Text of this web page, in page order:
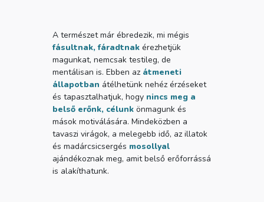
A természet már ébredezik, mi mégis
fásultnak, fáradtnakérezhetjük
magunkat, nemcsak testileg, de
mentálisan is. Ebben az átmeneti
állapotban átélhetünk nehéz érzéseket
és tapasztalhatjuk, hogy nincs meg a
belső erőnk, célunkönmagunk és
mások motiválására. Mindeközben a
tavaszi virágok, a melegebb idő, az illatok
és madárcsicsergés mosollyal
ajándékoznak meg, amit belső erőforrássá
is alakíthatunk.